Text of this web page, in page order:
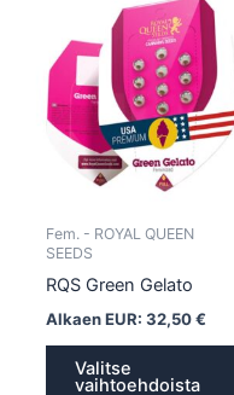
Fem. - ROYAL QUEEN
SEEDS
RQS Green Gelato
Alkaen EUR: 32,50€
Valitse
vaihtoehdoista